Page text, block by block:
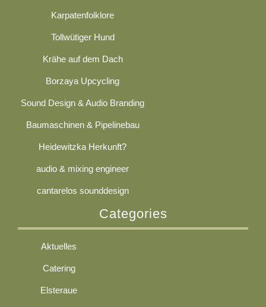
Karpatenfolklore
Tollwütiger Hund
Krähe auf dem Dach
Borzaya Upcycling
Sound Design & Audio Branding
Baumaschinen & Pipelinebau
Heidewitzka Herkunft?
audio & mixing engineer
cantarelos sounddesign
Categories
Aktuelles
Catering
Elsteraue